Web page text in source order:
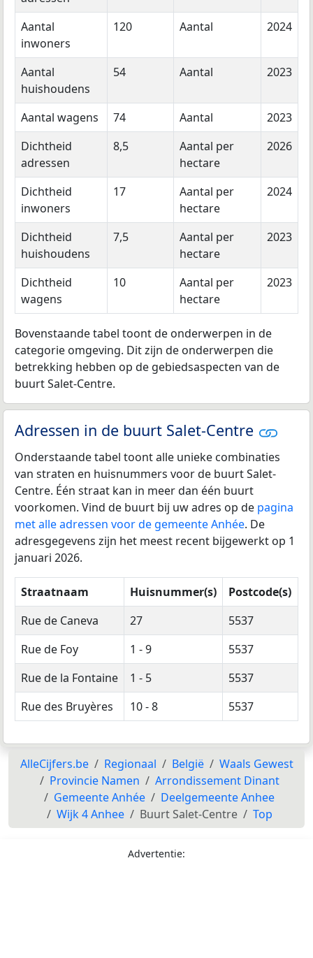
Aantal
inwoners
120 Aantal 2024
Aantal
huishoudens
54 Aantal 2023
Aantal wagens 74 Aantal
2023
Dichtheid
adressen
8,5
Aantal per
hectare
2026
Dichtheid
inwoners
17
Aantal per
hectare
2024
Dichtheid
huishoudens
7,5
Aantal per
hectare
2023
Dichtheid
wagens
10
Aantal per
hectare
2023
Bovenstaande tabel toont de onderwerpen in de
categorie omgeving. Dit zijn de onderwerpen die
betrekking hebben op de gebiedsaspecten van de
buurt Salet-Centre.
Adressen in de buurt Salet-Centre
Onderstaande tabel toont alle unieke combinaties
van straten en huisnummers voor de buurt Salet-
Centre. Één straat kan in meer dan één buurt
voorkomen. Vind de buurt bij uw adres op de pagina
met alle adressen voor de gemeente Anhée. De
adresgegevens zijn het meest recent bijgewerkt op 1
januari 2026.
Straatnaam Huisnummer(s)
Postcode(s)
Rue de Caneva
27
5537
Rue de Foy
1 - 9
5537
Rue de la Fontaine
1 - 5
5537
Rue des Bruyères
10 - 8 5537
AlleCijfers.be Regionaal België
Waals Gewest
Provincie Namen
Arrondissement Dinant
Gemeente Anhée
Deelgemeente Anhee
Wijk 4 Anhee
Buurt Salet-Centre Top
Advertentie: